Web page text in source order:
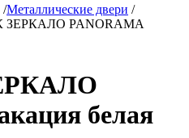
/Металлические двери /
PANORAMA
белая